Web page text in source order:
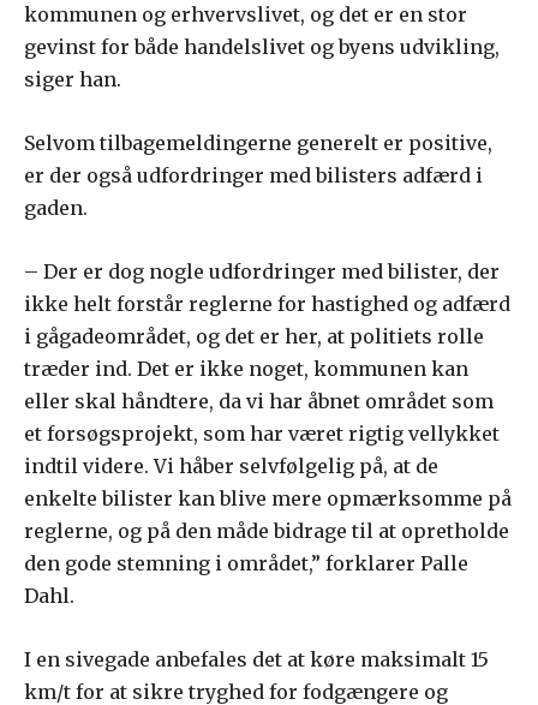
kommunen og erhvervslivet, og det er en stor
gevinst for både handelslivet og byens udvikling,
siger han.
Selvom tilbagemeldingerne generelt er positive,
er der også udfordringer med bilisters adfærd i
gaden.
– Der er dog nogle udfordringer med bilister, der
ikke helt forstår reglerne for hastighed og adfærd
i gågadeområdet, og det er her, at politiets rolle
træder ind. Det er ikke noget, kommunen kan
eller skal håndtere, da vi har åbnet området som
et forsøgsprojekt, som har været rigtig vellykket
indtil videre. Vi håber selvfølgelig på, at de
enkelte bilister kan blive mere opmærksomme på
reglerne, og på den måde bidrage til at opretholde
den gode stemning i området,” forklarer Palle
Dahl.
I en sivegade anbefales det at køre maksimalt 15
km/t for at sikre tryghed for fodgængere og